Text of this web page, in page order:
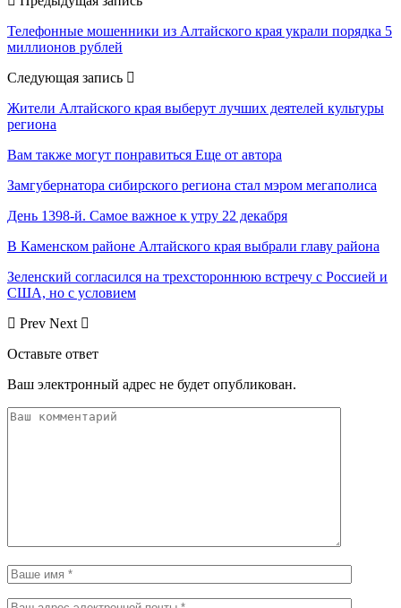
Телефонные мошенники из Алтайского края украли порядка 5
миллионов рублей
Следующая запись
Жители Алтайского края выберут лучших деятелей культуры
региона
Вам также могут понравиться Еще от автора
Замгубернатора сибирского региона стал мэром мегаполиса
День 1398-й. Самое важное к утру 22 декабря
В Каменском районе Алтайского края выбрали главу района
Зеленский согласился на трехстороннюю встречу с Россией и
США, но с условием
Prev Next
Оставьте ответ
Ваш электронный адрес не будет опубликован.